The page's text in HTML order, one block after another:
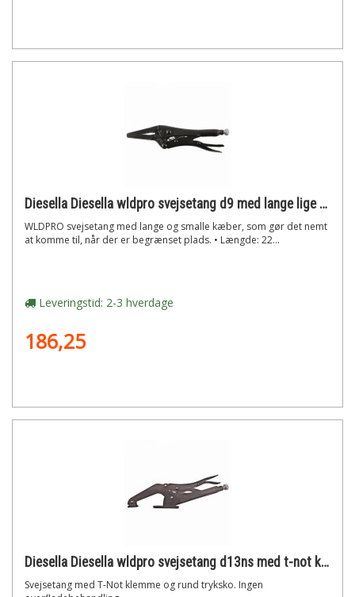
Diesella Diesella wldpro svejsetang d9 med lange lige kæber (230mm/9)"
WLDPRO svejsetang med lange og smalle kæber, som gør det nemt
at komme til, når der er begrænset plads. • Længde: 22...
Leveringstid: 2-3 hverdage
186,25
Diesella Diesella wldpro svejsetang d13ns med t-not klemme uden overfladebehandling (280mm/11)"
Svejsetang med T-Not klemme og rund tryksko. Ingen